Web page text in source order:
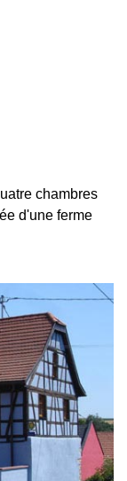
chambres
d'une ferme